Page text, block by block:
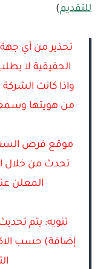
للتقديم)
تحذير من أي
الحقيقية لا
واذا كانت
من هويتها
موقع فرص
تحدث من خلال
المعلن
تنويه: يتم
إضافة) حسب